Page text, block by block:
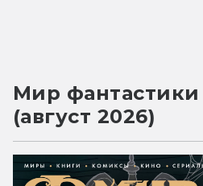
Мир
(август 2026)